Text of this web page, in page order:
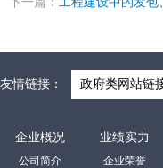
友情链接： 政府类网站链
企业概况
公司简介
业绩实力
企业荣誉